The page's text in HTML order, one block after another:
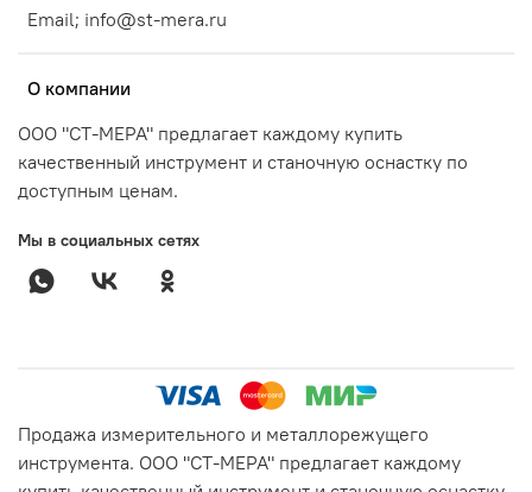
Email; info@st-mera.ru
О компании
ООО "СТ-МЕРА" предлагает каждому купить
качественный инструмент и станочную оснастку по
доступным ценам.
Мы в социальных сетях
Продажа измерительного и металлорежущего
инструмента. ООО "СТ-МЕРА" предлагает каждому